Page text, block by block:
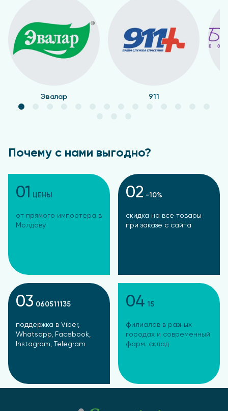
Эвалар 911
Почему с нами выгодно?
01 ЦЕНЫ
от прямого импортера в
Молдову
02 -10%
скидка на все товары
при заказе с сайта
03 060511135
поддержка в Viber,
Whatsapp, Facebook,
Instagram, Telegram
04 15
филиалов в разных
городах и современный
фарм. склад